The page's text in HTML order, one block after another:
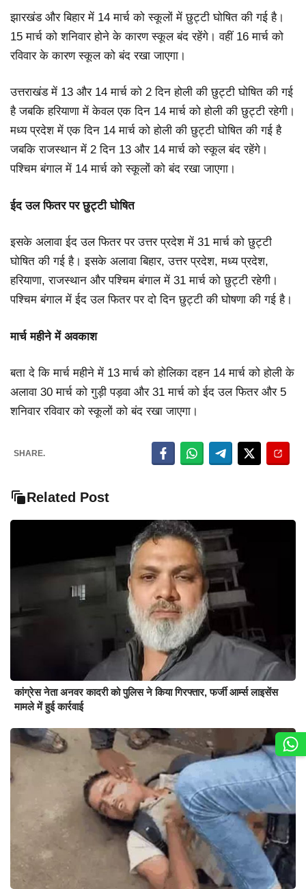
झारखंड और बिहार में 14 मार्च को स्कूलों में छुट्टी घोषित की गई है।
15 मार्च को शनिवार होने के कारण स्कूल बंद रहेंगे। वहीं 16 मार्च को
रविवार के कारण स्कूल को बंद रखा जाएगा।
उत्तराखंड में 13 और 14 मार्च को 2 दिन होली की छुट्टी घोषित की गई
है जबकि हरियाणा में केवल एक दिन 14 मार्च को होली की छुट्टी रहेगी।
मध्य प्रदेश में एक दिन 14 मार्च को होली की छुट्टी घोषित की गई है
जबकि राजस्थान में 2 दिन 13 और 14 मार्च को स्कूल बंद रहेंगे।
पश्चिम बंगाल में 14 मार्च को स्कूलों को बंद रखा जाएगा।
ईद उल फितर पर छुट्टी घोषित
इसके अलावा ईद उल फितर पर उत्तर प्रदेश में 31 मार्च को छुट्टी
घोषित की गई है। इसके अलावा बिहार, उत्तर प्रदेश, मध्य प्रदेश,
हरियाणा, राजस्थान और पश्चिम बंगाल में 31 मार्च को छुट्टी रहेगी।
पश्चिम बंगाल में ईद उल फितर पर दो दिन छुट्टी की घोषणा की गई है।
मार्च महीने में अवकाश
बता दे कि मार्च महीने में 13 मार्च को होलिका दहन 14 मार्च को होली के
अलावा 30 मार्च को गुड़ी पड़वा और 31 मार्च को ईद उल फितर और 5
शनिवार रविवार को स्कूलों को बंद रखा जाएगा।
SHARE.
Related Post
कांग्रेस नेता अनवर कादरी को पुलिस ने किया गिरफ्तार, फर्जी आर्म्स लाइसेंस
मामले में हुई कार्रवाई